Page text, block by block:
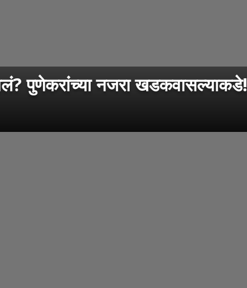
पुणेकरांच्या नजरा खडकवासल्याकडे!